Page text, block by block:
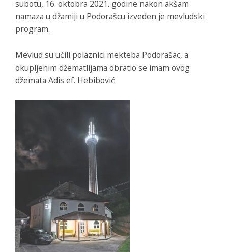
subotu, 16. oktobra 2021. godine nakon akšam
namaza u džamiji u Podorašcu izveden je mevludski
program.
Mevlud su učili polaznici mekteba Podorašac, a
okupljenim džematlijama obratio se imam ovog
džemata Adis ef. Hebibović